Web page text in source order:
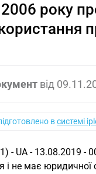
року
від
всистемі
- UA - 13.08.2019 -
і не має